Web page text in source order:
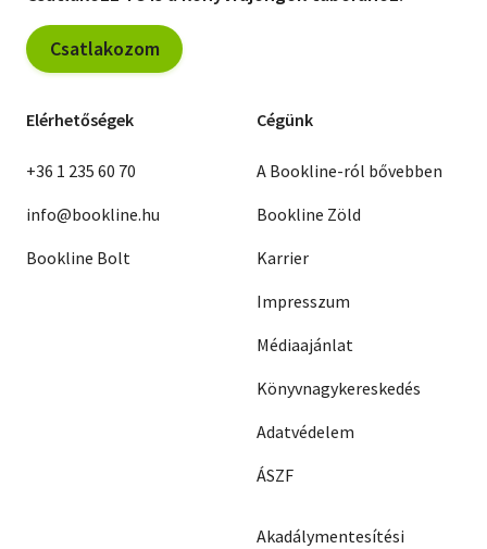
Csatlakozom
Elérhetőségek
+36 1 235 60 70
info@bookline.hu
Bookline Bolt
Cégünk
A Bookline-ról bővebben
Bookline Zöld
Karrier
Impresszum
Médiaajánlat
Könyvnagykereskedés
Adatvédelem
ÁSZF
Akadálymentesítési